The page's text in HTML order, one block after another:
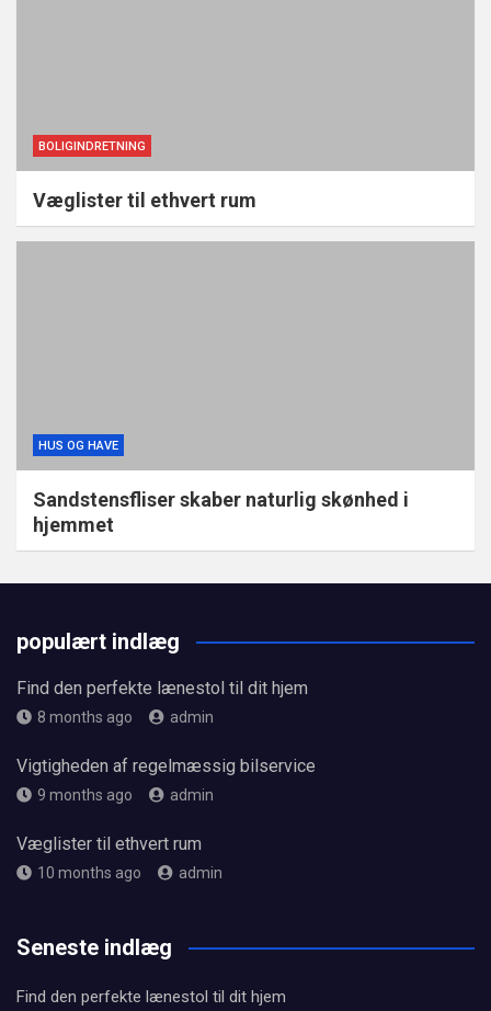
BOLIGINDRETNING
Væglister til ethvert rum
HUS OG HAVE
Sandstensfliser skaber naturlig skønhed i
hjemmet
populært indlæg
Find den perfekte lænestol til dit hjem
8 months ago admin
Vigtigheden af regelmæssig bilservice
9 months ago admin
Væglister til ethvert rum
10 months ago admin
Seneste indlæg
Find den perfekte lænestol til dit hjem